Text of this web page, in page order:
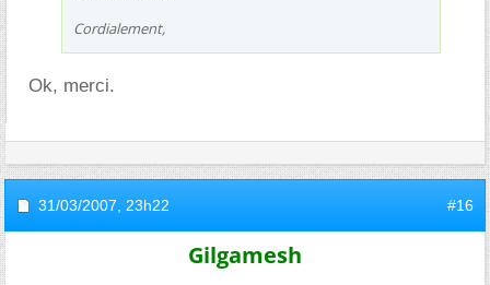
Cordialement,
Ok, merci.
31/03/2007, 23h22 #16
Gilgamesh